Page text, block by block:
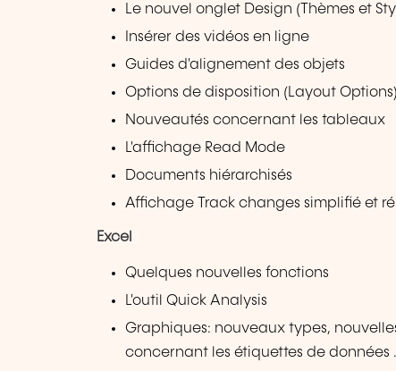
Le nouvel onglet Design (Thèmes et
Insérer des vidéos en ligne
Guides d'alignement des objets
Options de disposition (Layout
Nouveautés concernant les tableaux
L'affichage Read Mode
Documents hiérarchisés
Affichage Track changes simplifié et
Excel
Quelques nouvelles fonctions
L'outil Quick Analysis
Graphiques: nouveaux types,
concernant les étiquettes de données